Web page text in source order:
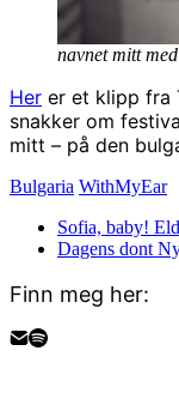
navnet mitt
Her er et klipp fra
snakker om
mitt – på den
Bulgaria WithMyEar
Sofia, baby!
Dagens dont
Finn meg her: